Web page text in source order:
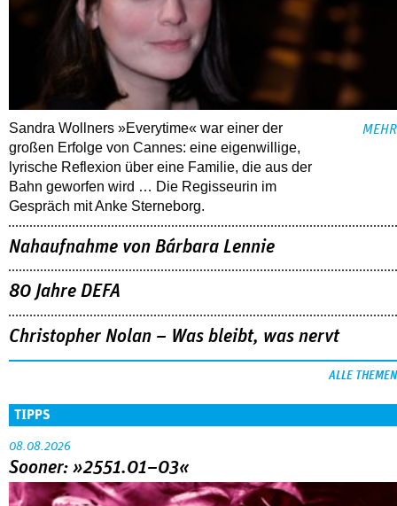
Sandra Wollners »Everytime« war einer der
großen Erfolge von Cannes: eine eigenwillige,
lyrische Reflexion über eine ­Familie, die aus der
Bahn geworfen wird … Die Regisseurin im
Gespräch mit Anke Sterneborg.
MEHR
Nahaufnahme von Bárbara Lennie
80 Jahre DEFA
Christopher Nolan – Was bleibt, was nervt
ALLE THEMEN
TIPPS
08.08.2026
Sooner: »2551.01–03«